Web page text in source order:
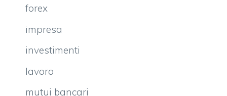
forex
impresa
investimenti
lavoro
mutui bancari